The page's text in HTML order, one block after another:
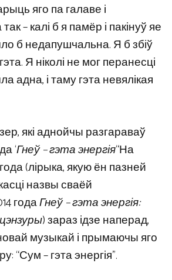
яго па галаве і
– калі б я памёр і пакінуў яе
б недапушчальна. Я б збіў
Я ніколі не мог перанесці
адна, і таму гэта невялікая
які аднойчы разгараваў
‘Гнеў – гэта энергія“На
года (лірыка, якую ён пазней
назвы сваёй
годаГнеў – гэта энергія:
) зараз ідзе наперад,
музыкай і прымаючы яго
“Сум – гэта энергія”.